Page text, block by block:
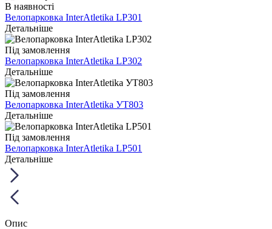
В наявності
Велопарковка InterAtletika LP301
Детальніше
Під замовлення
Велопарковка InterAtletika LP302
Детальніше
Під замовлення
Велопарковка InterAtletika УТ803
Детальніше
Під замовлення
Велопарковка InterAtletika LP501
Детальніше
Опис